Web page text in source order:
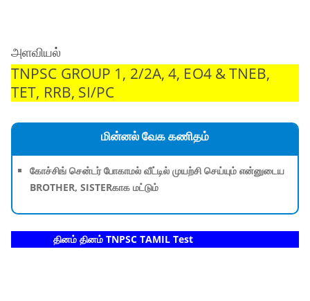
அளவியல்
TNPSC GROUP 1, 2/2A, 4, EO4 & TNEB,
TET, RRB, SI/PC
மின்னல் வேக கணிதம்
கோச்சிங் சென்டர் போகாமல் வீட்டில் முயற்சி செய்யும் என்னுடைய
BROTHER, SISTERகாக மட்டும்
தினம் தினம் TNPSC TAMIL Test